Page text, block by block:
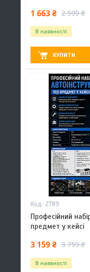
1 663 ₴ 2 599 ₴
В наявності
КУПИТИ
2789
Професійний
предмет у кейсі
3 159 ₴ 3 759 ₴
В наявності